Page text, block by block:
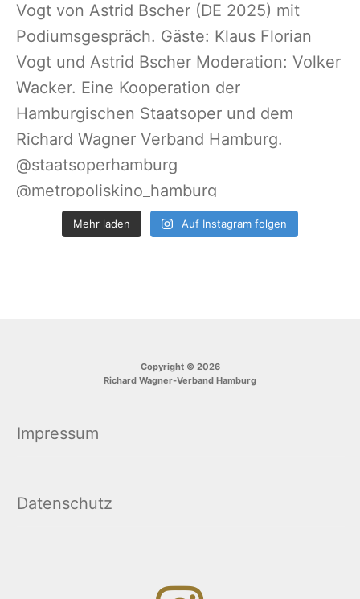
Mehr laden Auf Instagram folgen
Copyright © 2026
Richard Wagner-Verband Hamburg
Impressum
Datenschutz